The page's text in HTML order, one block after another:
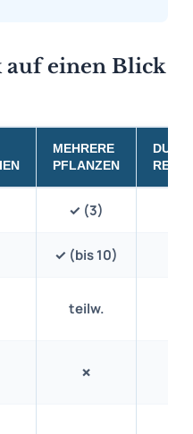
auf einen Blick
MEHRERE
PFLANZEN
✓ (3)
✓ (bis 10)
teilw.
✗